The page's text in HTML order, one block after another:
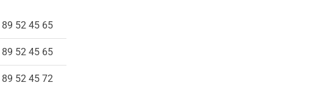
89 52 45 65
89 52 45 65
89 52 45 72